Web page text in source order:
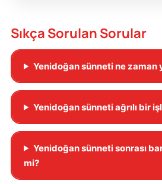
Sıkça Sorulan Sorular
Yenidoğan sünneti ne zaman
Yenidoğan sünneti ağrılı bir
Yenidoğan sünneti sonrası
mi?